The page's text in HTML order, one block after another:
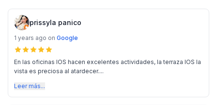
prissyla panico
1 years ago on Google
En las oficinas IOS hacen excelentes actividades, la terraza IOS la
vista es preciosa al atardecer....
Leer más...